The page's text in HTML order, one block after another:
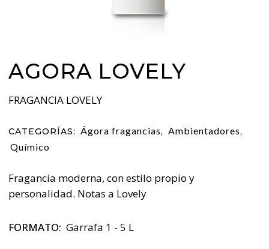
AGORA LOVELY
FRAGANCIA LOVELY
CATEGORÍAS: Ágora fragancias, Ambientadores,
Químico
Fragancia moderna, con estilo propio y
personalidad. Notas a Lovely
FORMATO: Garrafa 1 - 5 L